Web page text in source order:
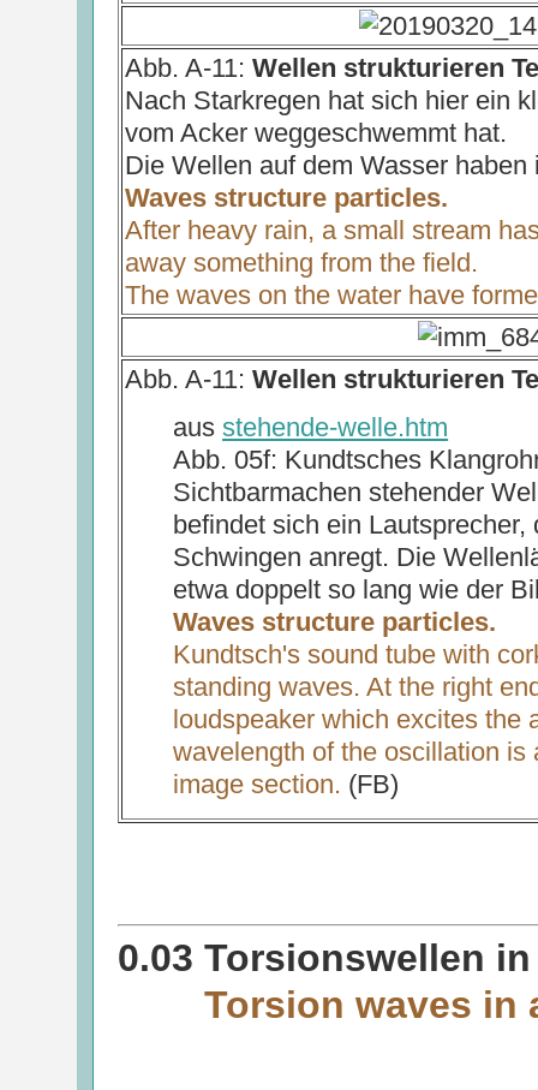
Abb. A-11:Wellen strukturieren
Nach Starkregen hat sich hier ein
vom Acker weggeschwemmt hat.
Die Wellen auf dem Wasser
Waves structure particles.
After heavy rain, a small stream
away something from the field.
The waves on the water have
Abb. A-11:Wellen strukturieren
ausstehende-welle.htm
Abb. 05f: Kundtsches
Sichtbarmachen stehender
befindet sich ein
Schwingen anregt. Die
etwa doppelt so lang wie der
Waves structure particles.
Kundtsch's sound tube with
standing waves. At the right
loudspeaker which excites the
wavelength of the oscillation
image section. (FB)
0.03 Torsionswellen
Torsion waves in